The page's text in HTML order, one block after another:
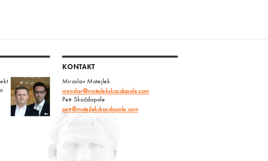
KONTAKT
Miroslav Motejlek
miroslav@motejlekskocdopole.com
Petr Skočdopole
petr@motejlekskocdopole.com